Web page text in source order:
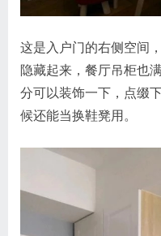
这是入户门的右侧空间
隐藏起来，餐厅吊柜也
分可以装饰一下，点缀
候还能当换鞋凳用。